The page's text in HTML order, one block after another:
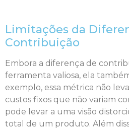
Limitações da
Contribuição
Embora a diferença de
ferramenta valiosa, ela
exemplo, essa métrica não
custos fixos que não variam
pode levar a uma visão
total de um produto. Além